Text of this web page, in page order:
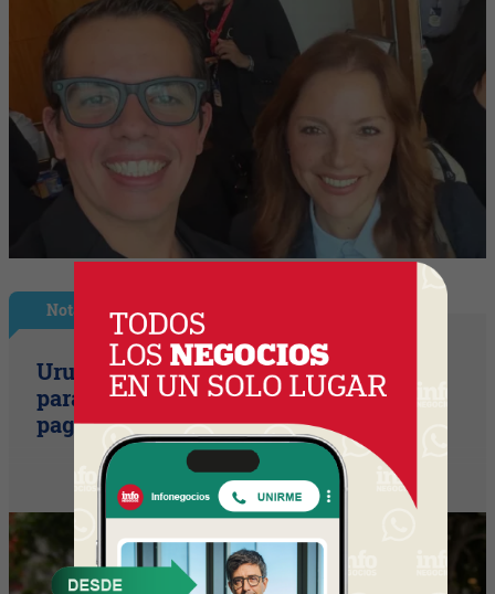
Nota Principal
Uruguay empieza a discutir las reglas
para una movilidad autónoma (¿Quién
paga si el auto sin conductor choca?)